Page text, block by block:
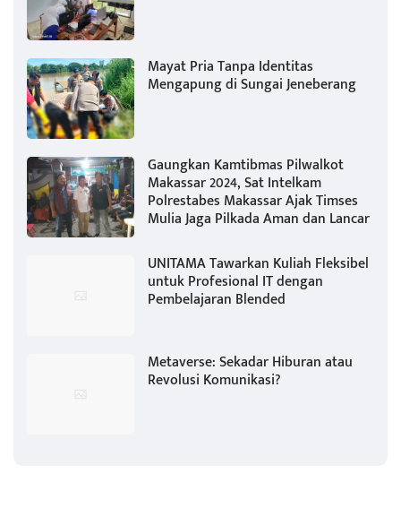
Mayat Pria Tanpa Identitas
Mengapung di Sungai Jeneberang
Gaungkan Kamtibmas Pilwalkot
Makassar 2024, Sat Intelkam
Polrestabes Makassar Ajak Timses
Mulia Jaga Pilkada Aman dan Lancar
UNITAMA Tawarkan Kuliah Fleksibel
untuk Profesional IT dengan
Pembelajaran Blended
Metaverse: Sekadar Hiburan atau
Revolusi Komunikasi?